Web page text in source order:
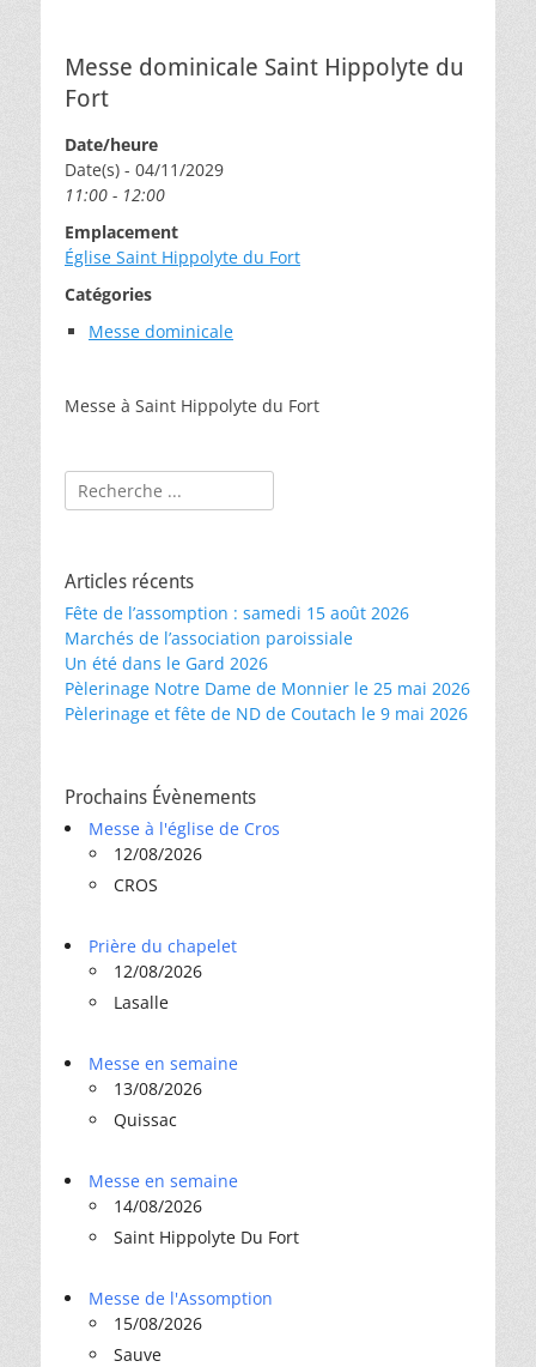
Messe dominicale Saint Hippolyte du
Fort
Date/heure
Date(s) - 04/11/2029
11:00 - 12:00
Emplacement
Église Saint Hippolyte du Fort
Catégories
Messe dominicale
Messe à Saint Hippolyte du Fort
Rechercher :
Articles récents
Fête de l’assomption : samedi 15 août 2026
Marchés de l’association paroissiale
Un été dans le Gard 2026
Pèlerinage Notre Dame de Monnier le 25 mai 2026
Pèlerinage et fête de ND de Coutach le 9 mai 2026
Prochains Évènements
Messe à l'église de Cros
12/08/2026
CROS
Prière du chapelet
12/08/2026
Lasalle
Messe en semaine
13/08/2026
Quissac
Messe en semaine
14/08/2026
Saint Hippolyte Du Fort
Messe de l'Assomption
15/08/2026
Sauve